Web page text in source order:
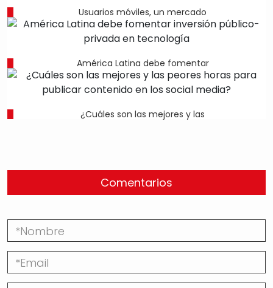
Usuarios móviles, un mercado
América Latina debe fomentar
¿Cuáles son las mejores y las
Comentarios